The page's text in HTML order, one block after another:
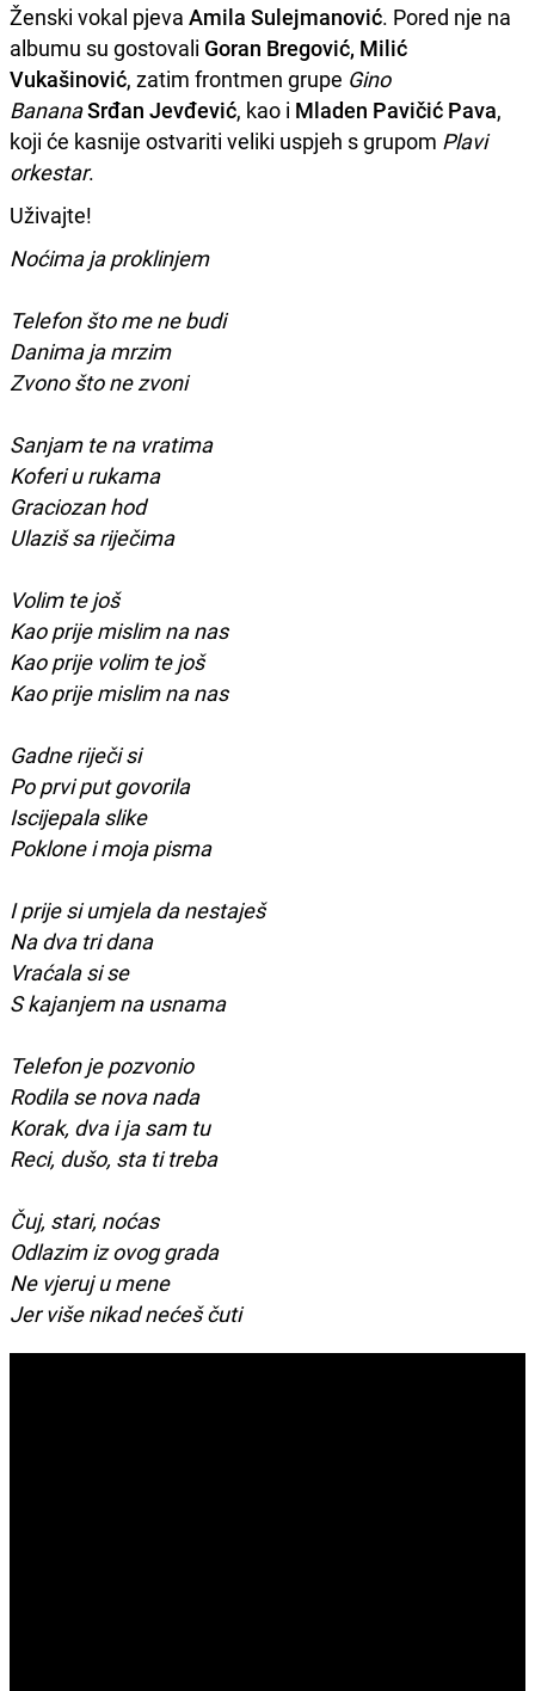
Ženski vokal pjeva Amila Sulejmanović. Pored nje na
albumu su gostovali Goran Bregović, Milić
Vukašinović, zatim frontmen grupe Gino
BananaSrđan Jevđević, kao i Mladen Pavičić Pava,
koji će kasnije ostvariti veliki uspjeh s grupom Plavi
orkestar.
Uživajte!
Noćima ja proklinjem
Telefon što me ne budi
Danima ja mrzim
Zvono što ne zvoni
Sanjam te na vratima
Koferi u rukama
Graciozan hod
Ulaziš sa riječima
Volim te još
Kao prije mislim na nas
Kao prije volim te još
Kao prije mislim na nas
Gadne riječi si
Po prvi put govorila
Iscijepala slike
Poklone i moja pisma
I prije si umjela da nestaješ
Na dva tri dana
Vraćala si se
S kajanjem na usnama
Telefon je pozvonio
Rodila se nova nada
Korak, dva i ja sam tu
Reci, dušo, sta ti treba
Čuj, stari, noćas
Odlazim iz ovog grada
Ne vjeruj u mene
Jer više nikad nećeš čuti